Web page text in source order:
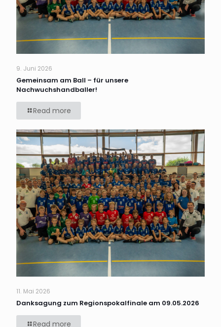
9. Juni 2026
Gemeinsam am Ball – für unsere
Nachwuchshandballer!
Read more
11. Mai 2026
Danksagung zum Regionspokalfinale am 09.05.2026
Read more